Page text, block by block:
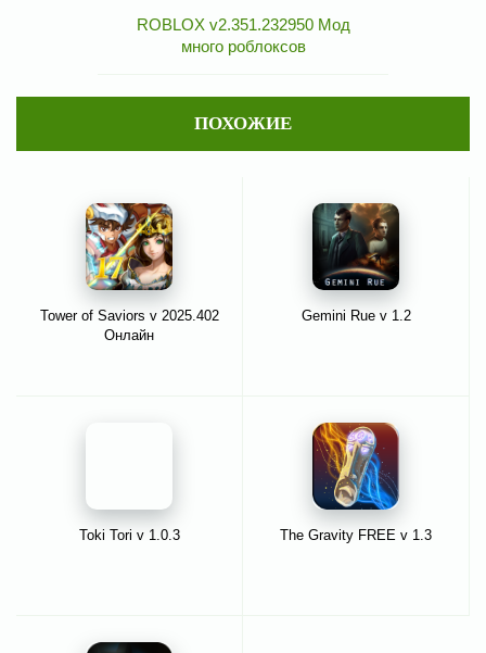
ROBLOX v2.351.232950 Мод
много роблоксов
ПОХОЖИЕ
Tower of Saviors v 2025.402
Онлайн
Gemini Rue v 1.2
Toki Tori v 1.0.3 The Gravity FREE v 1.3